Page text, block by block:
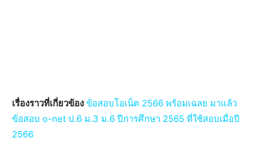
เรื่องราวที่เกี่ยวข้อง ข้อสอบโอเน็ต 2566 พร้อมเฉลย มาแล้ว
ข้อสอบ o-net ป.6 ม.3 ม.6 ปีการศึกษา 2565 ที่ใช้สอบเมื่อปี
2566